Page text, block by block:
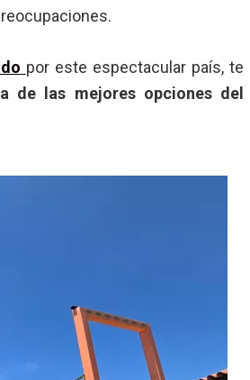
por este espectacular país, te
de las mejores opciones del